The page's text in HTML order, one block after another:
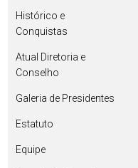
Histórico e
Conquistas
Atual Diretoria e
Conselho
Galeria de Presidentes
Estatuto
Equipe